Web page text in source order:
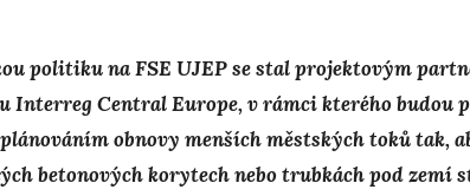
politiku na FSE UJEP se stal projektovým
Interreg Central Europe, v rámci kterého budou
obnovy menších městských toků tak,
betonových korytech nebo trubkách pod zemí